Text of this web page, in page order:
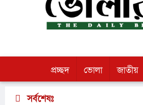
প্রচ্ছদ ভোলা জাতীয়
সর্বশেষঃ